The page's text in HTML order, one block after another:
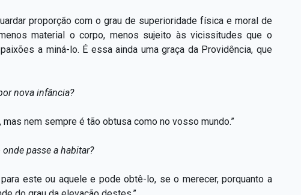
proporção com o grau de superioridade física e moral de
material o corpo, menos sujeito às vicissitudes que o
a miná-lo. É essa ainda uma graça da Providência, que
nova infância?
nem sempre é tão obtusa como no vosso mundo.”
passe a habitar?
este ou aquele e pode obtê-lo, se o merecer, porquanto a